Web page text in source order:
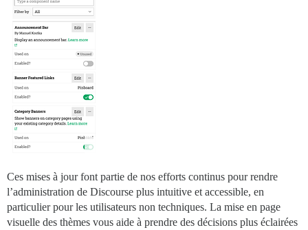
Ces mises à jour font partie de nos efforts continus pour rendre
l’administration de Discourse plus intuitive et accessible, en
particulier pour les utilisateurs non techniques. La mise en page
visuelle des thèmes vous aide à prendre des décisions plus éclairées